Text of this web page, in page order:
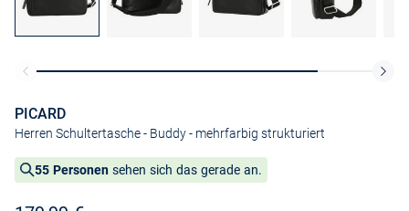
PICARD
Herren Schultertasche - Buddy- mehrfarbig strukturiert
55 Personen sehen sich das gerade an.